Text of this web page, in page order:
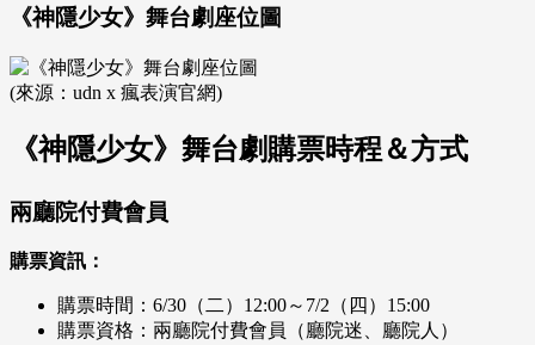
《神隱少女》舞台劇座位圖
(來源：udn x 瘋表演官網)
《神隱少女》舞台劇購票時程＆方式
兩廳院付費會員
購票資訊：
購票時間：6/30（二）12:00～7/2（四）15:00
購票資格：兩廳院付費會員（廳院迷、廳院人）